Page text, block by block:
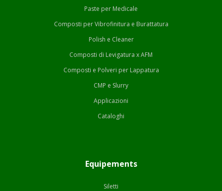
Paste per Medicale
Composti per Vibrofinitura e Burattatura
Polish e Cleaner
Composti di Levigatura x AFM
Composti e Polveri per Lappatura
CMP e Slurry
Applicazioni
Cataloghi
Equipements
Siletti